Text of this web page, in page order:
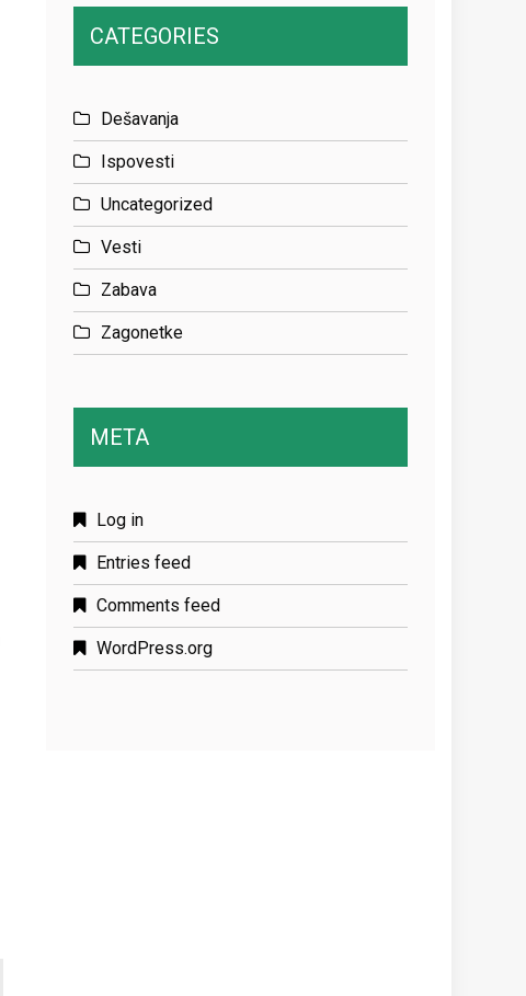
CATEGORIES
Dešavanja
Ispovesti
Uncategorized
Vesti
Zabava
Zagonetke
META
Log in
Entries feed
Comments feed
WordPress.org